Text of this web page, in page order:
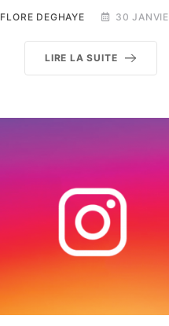
FLORE DEGHAYE 30
LIRE LA SUITE